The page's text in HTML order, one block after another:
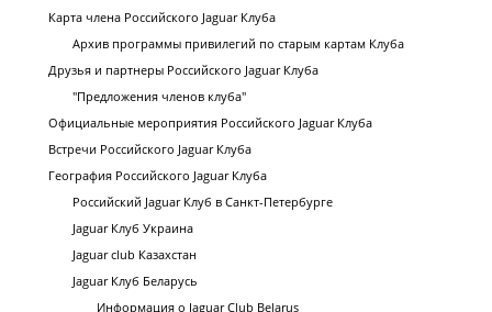
Карта члена Российского Jaguar Клуба
Архив программы привилегий по старым картам Клуба
Друзья и партнеры Российского Jaguar Клуба
"Предложения членов клуба"
Официальные мероприятия Российского Jaguar Клуба
Встречи Российского Jaguar Клуба
География Российского Jaguar Клуба
Российский Jaguar Клуб в Санкт-Петербурге
Jaguar Клуб Украина
Jaguar club Казахстан
Jaguar Клуб Беларусь
Информация о Jaguar Club Belarus